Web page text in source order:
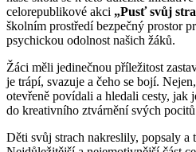
celorepublikové akci „Pusť svůj
školním prostředí bezpečný prostor
psychickou odolnost našich žáků.
Žáci měli jedinečnou příležitost
je trápí, svazuje a čeho se bojí.
otevřeně povídali a hledali cesty, jak
do kreativního ztvárnění svých
Děti svůj strach nakreslily, popsaly a